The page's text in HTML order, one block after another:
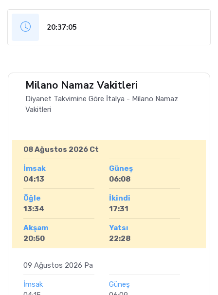
20:37:06
Milano Namaz Vakitleri
Diyanet Takvimine Göre İtalya - Milano Namaz
Vakitleri
08 Ağustos 2026 Ct
İmsak
04:13
Güneş
06:08
Öğle
13:34
İkindi
17:31
Akşam
20:50
Yatsı
22:28
09 Ağustos 2026 Pa
İmsak
Güneş